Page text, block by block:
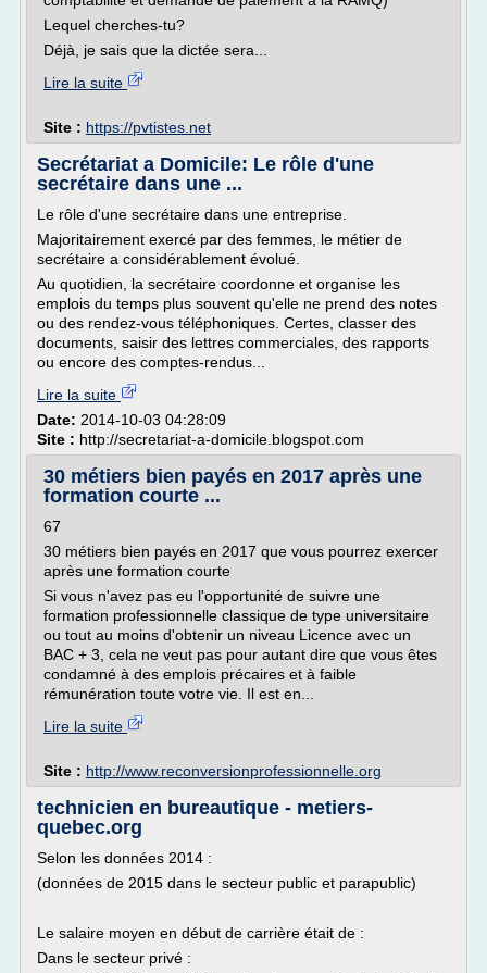
Lequel cherches-tu?
Déjà, je sais que la dictée sera...
Lire la suite
Site : https://pvtistes.net
Secrétariat a Domicile: Le rôle d'une
secrétaire dans une ...
Le rôle d'une secrétaire dans une entreprise.
Majoritairement exercé par des femmes, le métier de
secrétaire a considérablement évolué.
Au quotidien, la secrétaire coordonne et organise les
emplois du temps plus souvent qu'elle ne prend des notes
ou des rendez-vous téléphoniques. Certes, classer des
documents, saisir des lettres commerciales, des rapports
ou encore des comptes-rendus...
Lire la suite
Date: 2014-10-03 04:28:09
Site : http://secretariat-a-domicile.blogspot.com
30 métiers bien payés en 2017 après une
formation courte ...
67
30 métiers bien payés en 2017 que vous pourrez exercer
après une formation courte
Si vous n'avez pas eu l'opportunité de suivre une
formation professionnelle classique de type universitaire
ou tout au moins d'obtenir un niveau Licence avec un
BAC + 3, cela ne veut pas pour autant dire que vous êtes
condamné à des emplois précaires et à faible
rémunération toute votre vie. Il est en...
Lire la suite
Site : http://www.reconversionprofessionnelle.org
technicien en bureautique - metiers-
quebec.org
Selon les données 2014 :
(données de 2015 dans le secteur public et parapublic)
Le salaire moyen en début de carrière était de :
Dans le secteur privé :